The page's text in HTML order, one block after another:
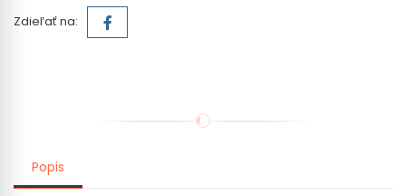
Zdieľať na:
Popis